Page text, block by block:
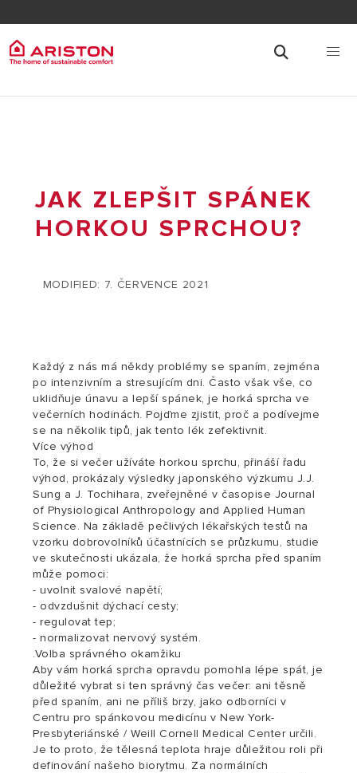
JAK ZLEPŠIT SPÁNEK
HORKOU SPRCHOU?
MODIFIED: 7. ČERVENCE 2021
Každý z nás má někdy problémy se spaním, zejména
po intenzivním a stresujícím dni. Často však vše, co
uklidňuje únavu a lepší spánek, je horká sprcha ve
večerních hodinách. Pojďme zjistit, proč a podívejme
se na několik tipů, jak tento lék zefektivnit.
Více výhod
To, že si večer užíváte horkou sprchu, přináší řadu
výhod, prokázaly výsledky japonského výzkumu J.J.
Sung a J. Tochihara, zveřejněné v časopise Journal
of Physiological Anthropology and Applied Human
Science. Na základě pečlivých lékařských testů na
vzorku dobrovolníků účastnících se průzkumu, studie
ve skutečnosti ukázala, že horká sprcha před spaním
může pomoci:
- uvolnit svalové napětí;
- odvzdušnit dýchací cesty;
- regulovat tep;
- normalizovat nervový systém.
.Volba správného okamžiku
Aby vám horká sprcha opravdu pomohla lépe spát, je
důležité vybrat si ten správný čas večer: ani těsně
před spaním, ani ne příliš brzy, jako odborníci v
Centru pro spánkovou medicínu v New York-
Presbyteriánské / Weill Cornell Medical Center určili.
Je to proto, že tělesná teplota hraje důležitou roli při
definování našeho biorytmu. Za normálních